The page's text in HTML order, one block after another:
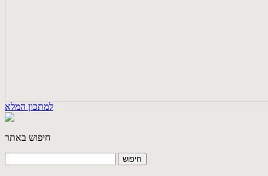
למתכון המלא
חיפוש באתר